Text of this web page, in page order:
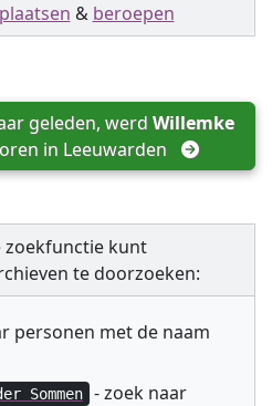
plaatsen & beroepen
geleden, werd Willemke
in Leeuwarden
zoekfunctie kunt
te doorzoeken:
personen met de naam
Sommen
- zoek naar